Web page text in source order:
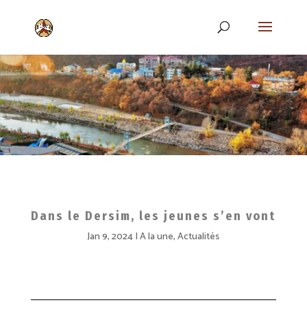
Dans le Dersim, les jeunes s’en vont
Jan 9, 2024 A la une,Actualités